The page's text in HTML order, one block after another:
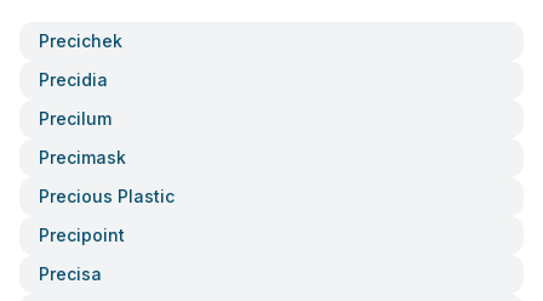
Precichek
Precidia
Precilum
Precimask
Precious Plastic
Precipoint
Precisa